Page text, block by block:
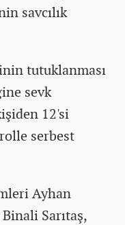
savcılık
tutuklanması
sevk
12'si
serbest
Ayhan
Sarıtaş,